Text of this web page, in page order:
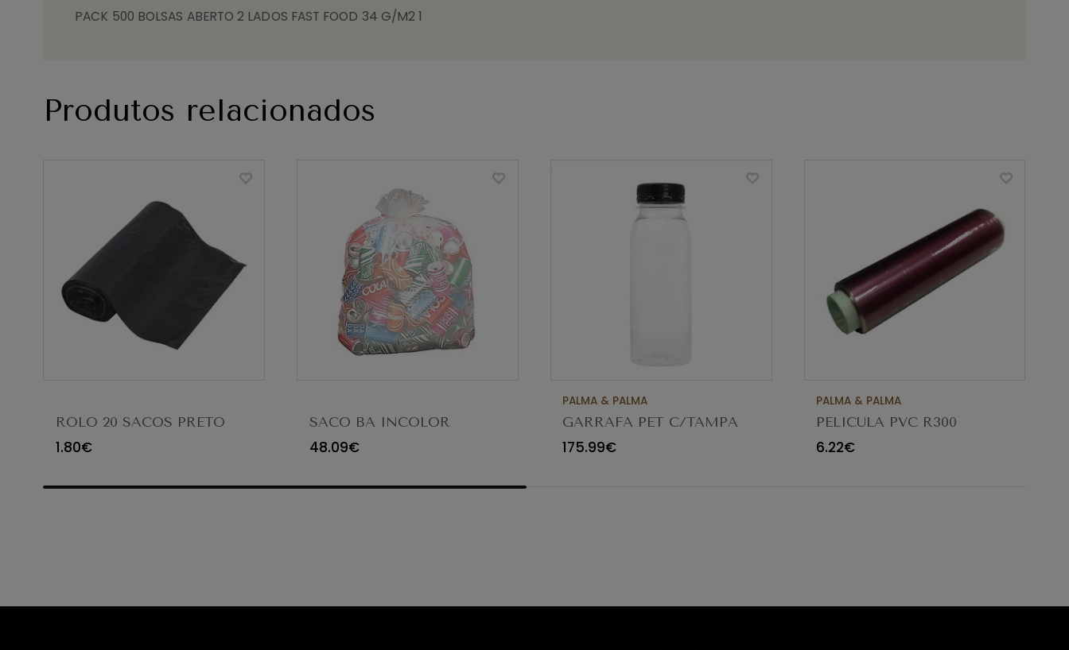
PACK 500 BOLSAS ABERTO 2 LADOS FAST FOOD 34 G/M2 1
Produtos relacionados
ROLO 20 SACOS PRETO
PEAD 600X800X15 (C25)
1.80€
SACO BA INCOLOR
400X650X20 C/10KG
48.09€
PALMA & PALMA
GARRAFA PET C/TAMPA
250ML PACK 420UN
175.99€
PALMA & PALMA
PELICULA PVC R300
6.22€